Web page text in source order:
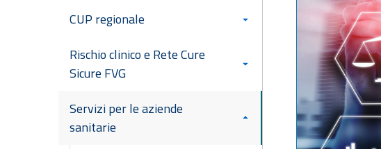
CUP regionale
Rischio clinico e Rete Cure
Sicure FVG
Servizi per le aziende
sanitarie